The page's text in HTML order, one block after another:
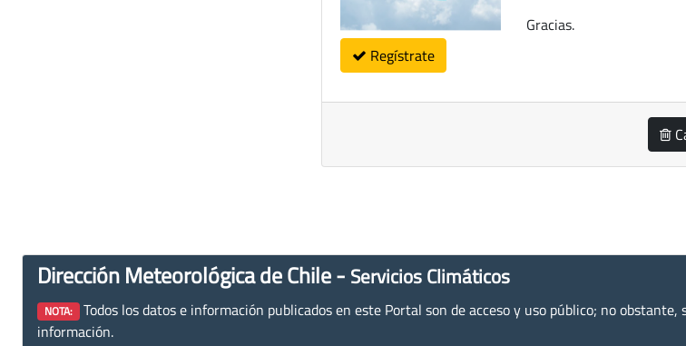
Regístrate
Gracias.
Dirección Meteorológica de Chile - Servicios Climáticos
NOTA: Todos los datos e información publicados en este Portal son de acceso y uso público; no
información.